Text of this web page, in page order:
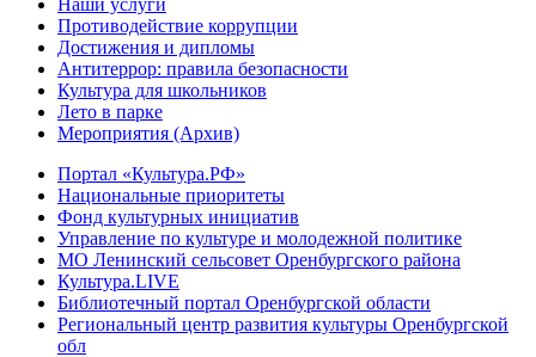
Противодействие коррупции
Достижения и дипломы
Антитеррор: правила безопасности
Культура для школьников
Лето в парке
Мероприятия (Архив)
Портал «Культура.РФ»
Национальные приоритеты
Фонд культурных инициатив
Управление по культуре и молодежной политике
МО Ленинский сельсовет Оренбургского района
Культура.LIVE
Библиотечный портал Оренбургской области
Региональный центр развития культуры Оренбургской
обл